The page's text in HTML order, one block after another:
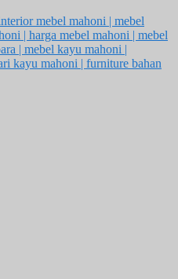
mebel mahoni | mebel
| harga mebel mahoni | mebel
| mebel kayu mahoni |
kayu mahoni | furniture bahan